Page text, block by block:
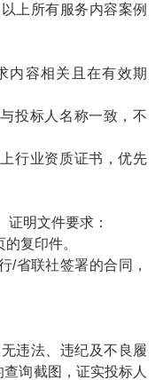
上所有服务内容案例
容相关且在有效期
标人名称一致，不
行业资质证书，优先
明文件要求：
复印件。
联社签署的合同，
违法、违纪及不良履
询截图，证实投标人